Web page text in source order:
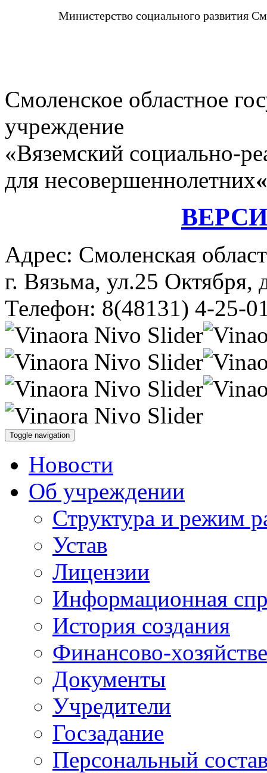
Министерство социального развития
Смоленское областное
учреждение
«Вяземский социально-
для несовершеннолетних
Адрес: Смоленская
г. Вязьма, ул.25 Октября,
Телефон: 8(48131) 4-25-
Toggle navigation
Новости
Об учреждении
Структура и режим
Устав
Лицензии
Информационная
История создания
Финансово-
Документы
Учредители
Госзадание
Персональный